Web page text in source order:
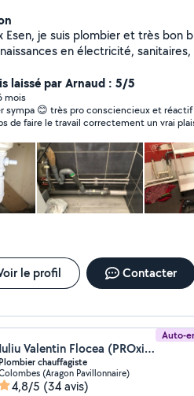
Esen, je suis plombier et très bon
en électricité, sanitaires, penture
laissé par Arnaud : 5/5
mois
sympa 😊 très pro consciencieux et réactif
de faire le travail correctement un vrai
le profil Contacter
Auto-
Iuliu Valentin Flocea (PROxiPlomb)
Plombier chauffagiste
(Aragon Pavillonnaire)
4,8/5 (34 avis)